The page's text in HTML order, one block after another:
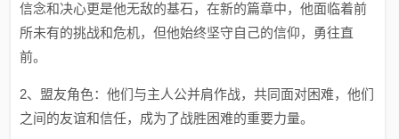
信念和决心更是他无敌的基石，在新的篇章中，他面临着前
所未有的挑战和危机，但他始终坚守自己的信仰，勇往直
前。
2、盟友角色：他们与主人公并肩作战，共同面对困难，他们
之间的友谊和信任，成为了战胜困难的重要力量。